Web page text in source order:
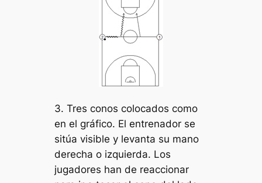
3. Tres conos colocados como
en el gráfico. El entrenador se
sitúa visible y levanta su mano
derecha o izquierda. Los
jugadores han de reaccionar